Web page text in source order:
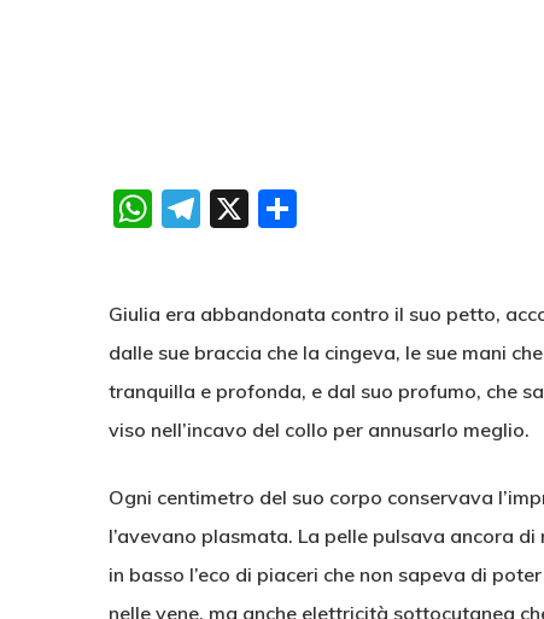
WhatsApp
Telegram
X
Giulia era abbandonata contro il suo petto,
dalle sue braccia che la cingeva, le sue mani
tranquilla e profonda, e dal suo profumo, che
viso nell’incavo del collo per annusarlo meglio.
Ogni centimetro del suo corpo conservava
l’avevano plasmata. La pelle pulsava ancora
in basso l’eco di piaceri che non sapeva di
nelle vene, ma anche elettricità sottocutanea